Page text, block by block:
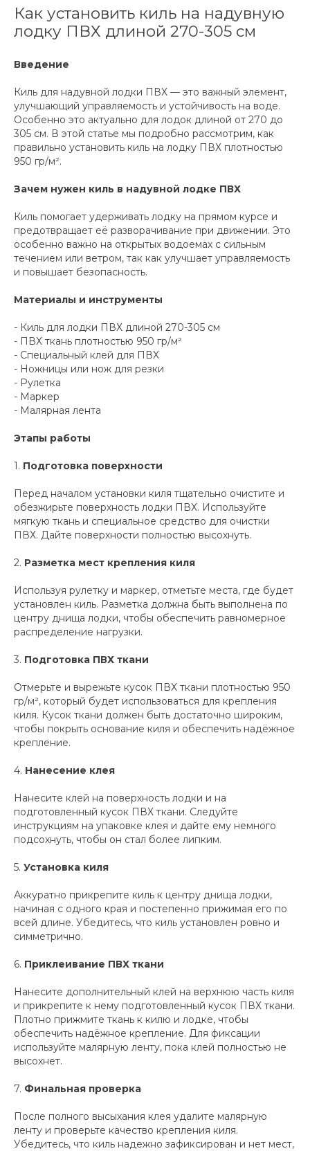
Как установить киль на надувную
лодку ПВХ длиной 270-305 см
Введение
Киль для надувной лодки ПВХ — это важный элемент,
улучшающий управляемость и устойчивость на воде.
Особенно это актуально для лодок длиной от 270 до
305 см. В этой статье мы подробно рассмотрим, как
правильно установить киль на лодку ПВХ плотностью
950 гр/м².
Зачем нужен киль в надувной лодке ПВХ
Киль помогает удерживать лодку на прямом курсе и
предотвращает её разворачивание при движении. Это
особенно важно на открытых водоемах с сильным
течением или ветром, так как улучшает управляемость
и повышает безопасность.
Материалы и инструменты
- Киль для лодки ПВХ длиной 270-305 см
- ПВХ ткань плотностью 950 гр/м²
- Специальный клей для ПВХ
- Ножницы или нож для резки
- Рулетка
- Маркер
- Малярная лента
Этапы работы
1. Подготовка поверхности
Перед началом установки киля тщательно очистите и
обезжирьте поверхность лодки ПВХ. Используйте
мягкую ткань и специальное средство для очистки
ПВХ. Дайте поверхности полностью высохнуть.
2. Разметка мест крепления киля
Используя рулетку и маркер, отметьте места, где будет
установлен киль. Разметка должна быть выполнена по
центру днища лодки, чтобы обеспечить равномерное
распределение нагрузки.
3. Подготовка ПВХ ткани
Отмерьте и вырежьте кусок ПВХ ткани плотностью 950
гр/м², который будет использоваться для крепления
киля. Кусок ткани должен быть достаточно широким,
чтобы покрыть основание киля и обеспечить надёжное
крепление.
4. Нанесение клея
Нанесите клей на поверхность лодки и на
подготовленный кусок ПВХ ткани. Следуйте
инструкциям на упаковке клея и дайте ему немного
подсохнуть, чтобы он стал более липким.
5. Установка киля
Аккуратно прикрепите киль к центру днища лодки,
начиная с одного края и постепенно прижимая его по
всей длине. Убедитесь, что киль установлен ровно и
симметрично.
6. Приклеивание ПВХ ткани
Нанесите дополнительный клей на верхнюю часть киля
и прикрепите к нему подготовленный кусок ПВХ ткани.
Плотно прижмите ткань к килю и лодке, чтобы
обеспечить надёжное крепление. Для фиксации
используйте малярную ленту, пока клей полностью не
высохнет.
7. Финальная проверка
После полного высыхания клея удалите малярную
ленту и проверьте качество крепления киля.
Убедитесь, что киль надежно зафиксирован и нет мест,